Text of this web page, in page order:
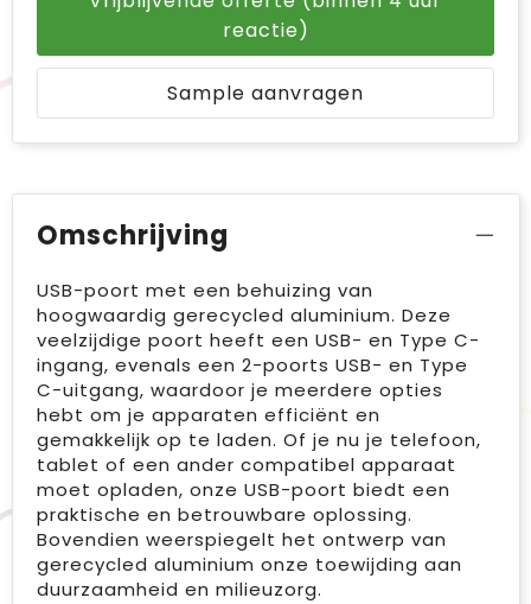
reactie)
Sample aanvragen
Omschrijving
USB-poort met een behuizing van
hoogwaardig gerecycled aluminium. Deze
veelzijdige poort heeft een USB- en Type C-
ingang, evenals een 2-poorts USB- en Type
C-uitgang, waardoor je meerdere opties
hebt om je apparaten efficiënt en
gemakkelijk op te laden. Of je nu je telefoon,
tablet of een ander compatibel apparaat
moet opladen, onze USB-poort biedt een
praktische en betrouwbare oplossing.
Bovendien weerspiegelt het ontwerp van
gerecycled aluminium onze toewijding aan
duurzaamheid en milieuzorg.